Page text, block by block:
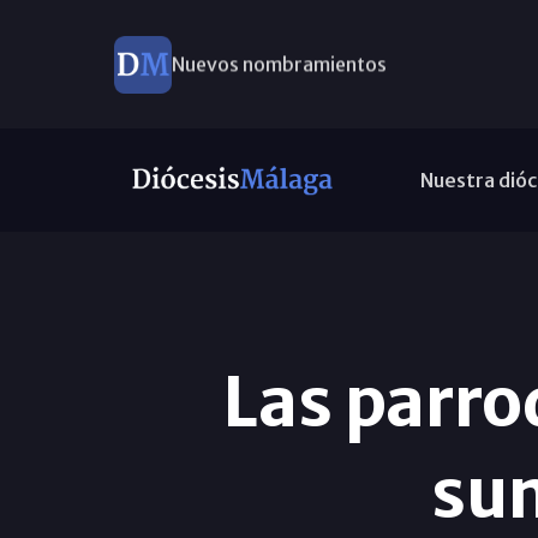
Nuevos nombramientos
Nuestra
Las